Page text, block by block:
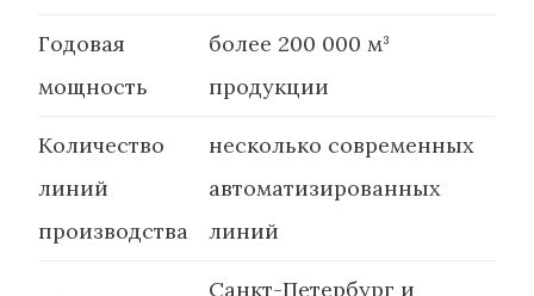
Годовая
мощность
более 200 000 м³
продукции
Количество
линий
производства
несколько современных
автоматизированных
линий
Санкт-Петербург и